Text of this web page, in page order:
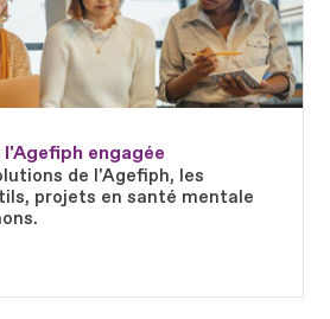
engagée
de l'Agefiph, les
projets en santé mentale